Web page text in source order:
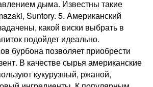
дыма. Известны такие
Suntory. 5. Американский
какой виски выбрать в
подойдет идеально.
бурбона позволяет приобрести
В качестве сырья американские
кукурузный, ржаной,